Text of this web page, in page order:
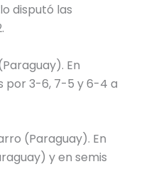
disputó las
En
por 3-6, 7-5 y 6-4 a
(Paraguay). En
y en semis